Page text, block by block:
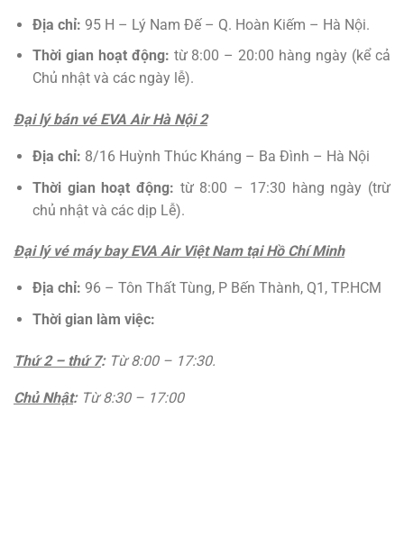
Địa chỉ: 95 H – Lý Nam Đế – Q. Hoàn Kiếm – Hà Nội.
Thời gian hoạt động: từ 8:00 – 20:00 hàng ngày (kể cả
Chủ nhật và các ngày lễ).
Đại lý bán vé EVA Air Hà Nội 2
Địa chỉ: 8/16 Huỳnh Thúc Kháng – Ba Đình – Hà Nội
Thời gian hoạt động: từ 8:00 – 17:30 hàng ngày (trừ
chủ nhật và các dịp Lễ).
Đại lý vé máy bay EVA Air Việt Nam tại Hồ Chí Minh
Địa chỉ: 96 – Tôn Thất Tùng, P Bến Thành, Q1, TP.HCM
Thời gian làm việc:
Thứ 2 – thứ 7:Từ 8:00 – 17:30.
Chủ Nhật:Từ 8:30 – 17:00